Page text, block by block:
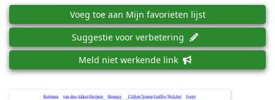
Voeg toe aan Mijn favorieten lijst
Suggestie voor verbetering
Meld niet werkende link